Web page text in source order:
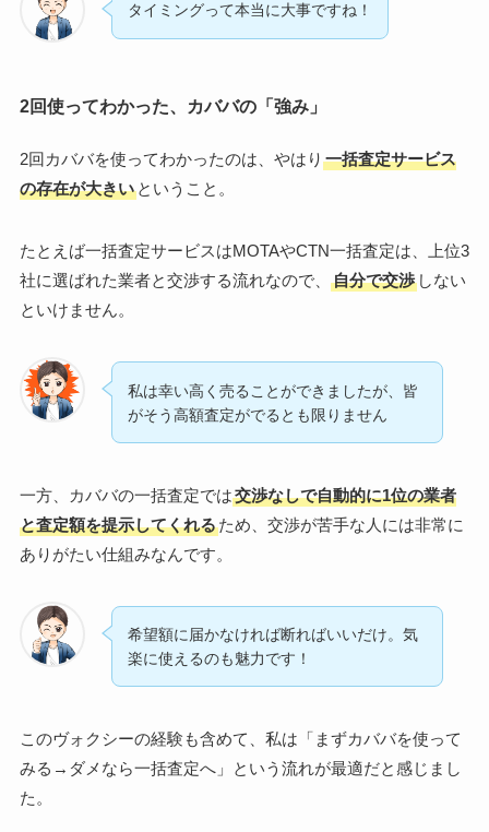
タイミングって本当に大事ですね！
2回使ってわかった、カババの「強み」
2回カババを使ってわかったのは、やはり 一括査定サービス
の存在が大きいということ。
たとえば一括査定サービスはMOTAやCTN一括査定は、上位3
社に選ばれた業者と交渉する流れなので、
自分で交渉しない
といけません。
私は幸い高く売ることができましたが、皆
がそう高額査定がでるとも限りません
一方、カババの一括査定では交渉なしで自動的に1位の業者
と査定額を提示してくれるため、交渉が苦手な人には非常に
ありがたい仕組みなんです。
希望額に届かなければ断ればいいだけ。気
楽に使えるのも魅力です！
このヴォクシーの経験も含めて、私は「まずカババを使って
みる→ダメなら一括査定へ」という流れが最適だと感じまし
た。